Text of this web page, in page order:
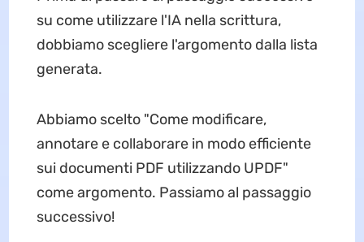
su come utilizzare l'IA nella scrittura,
dobbiamo scegliere l'argomento dalla lista
generata.
Abbiamo scelto "Come modificare,
annotare e collaborare in modo efficiente
sui documenti PDF utilizzando UPDF"
come argomento. Passiamo al passaggio
successivo!